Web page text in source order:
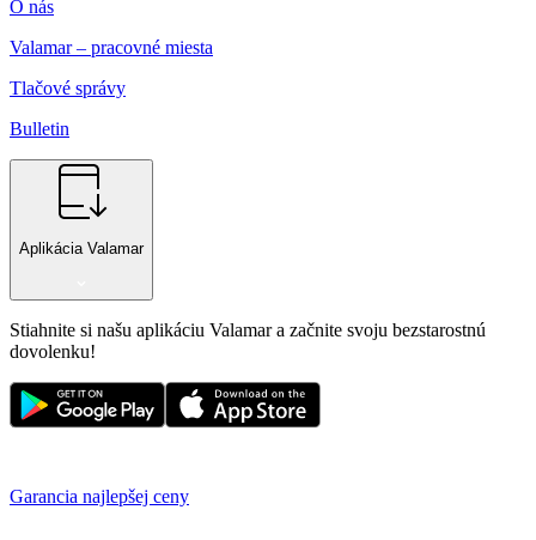
O nás
Valamar – pracovné miesta
Tlačové správy
Bulletin
Aplikácia Valamar
Stiahnite si našu aplikáciu Valamar a začnite svoju bezstarostnú
dovolenku!
Garancia najlepšej ceny